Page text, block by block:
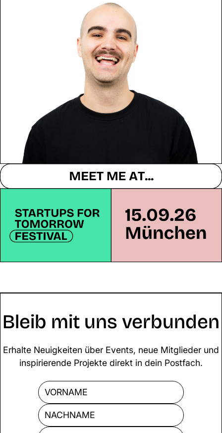
Bleib mit uns verbunden
Erhalte Neuigkeiten über Events, neue Mitglieder und
inspirierende Projekte direkt in dein Postfach.